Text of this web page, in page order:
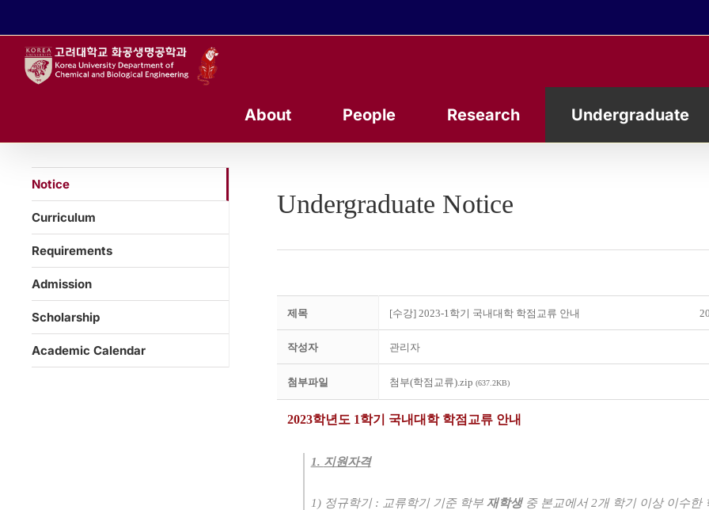
About People Research Undergraduate
Undergraduate Notice
제목 [수강] 2023-1학기 국내대학 학점교류 안내
작성자 관리자
첨부파일 첨부(학점교류).zip (637.2KB)
2023학년도 1학기 국내대학 학점교류 안내
1. 지원자격
1) 정규학기 : 교류학기 기준 학부 재학생 중 본교에서2개 학기 이상 이수한
Notice
Curriculum
Requirements
Admission
Scholarship
Academic Calendar